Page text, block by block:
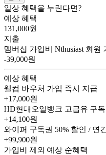
일상 혜택을 누린다면?
예상 혜택
131,000원
지출
멤버십 가입비
Nthusiast 회원
-39,000원
예상 혜택
웰컴 바우처 가입 즉시 지급
+17,000원
HD현대오일뱅크 고급유 구독
+14,100원
와이퍼 구독권 50% 할인 / 연
+99,900원
가입비 제외 예상 순혜택